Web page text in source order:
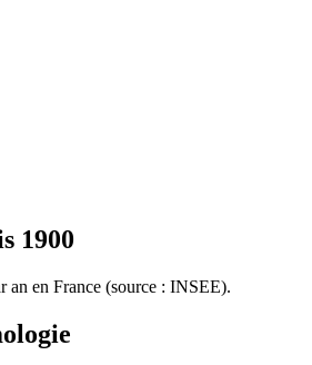
1900
an en France (source : INSEE).